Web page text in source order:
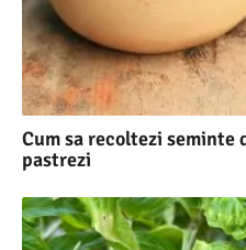
Cum sa recoltezi seminte
pastrezi